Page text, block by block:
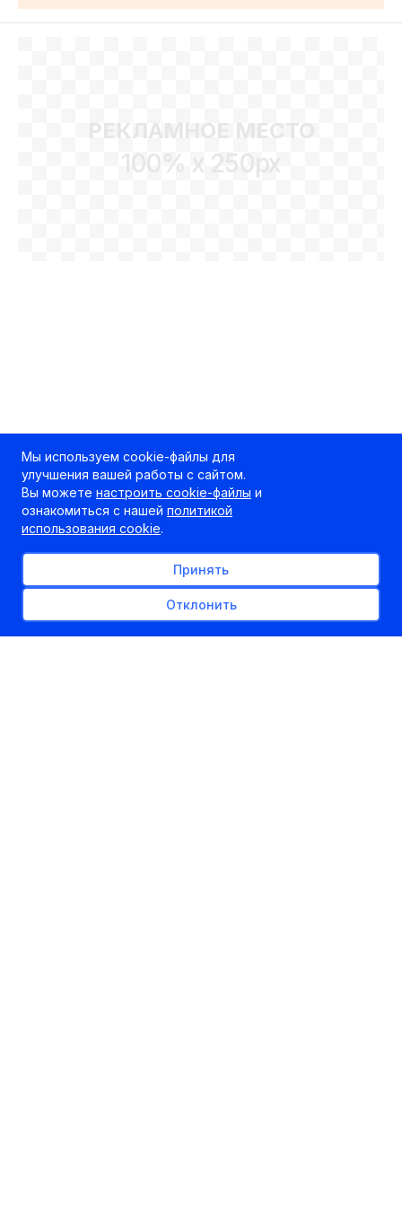
РЕКЛАМНОЕ МЕСТО
100% x 250px
Мы используем cookie-файлы для
улучшения вашей работы с сайтом.
Вы можете настроить cookie-файлы и
ознакомиться с нашей политикой
использования cookie.
Принять
Отклонить